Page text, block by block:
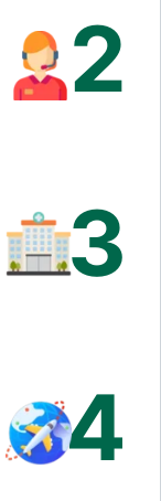
2
3
4